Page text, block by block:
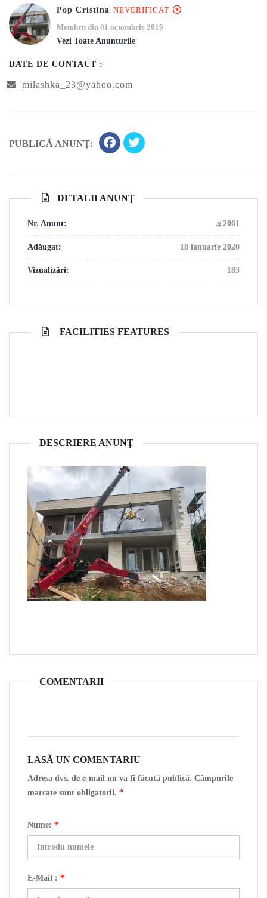
Pop Cristina NEVERIFICAT
Membru din 01 octombrie 2019
Vezi Toate Anunturile
DATE DE CONTACT :
milashka_23@yahoo.com
PUBLICĂ ANUNŢ:
DETALII ANUNŢ
Nr. Anunt: 2061
Adăugat: 18 ianuarie 2020
Vizualizări: 183
FACILITIES FEATURES
DESCRIERE ANUNŢ
COMENTARII
LASĂ UN COMENTARIU
Adresa dvs. de e-mail nu va fi făcută publică. Câmpurile
marcate sunt obligatorii. *
Nume: *
E-Mail : *